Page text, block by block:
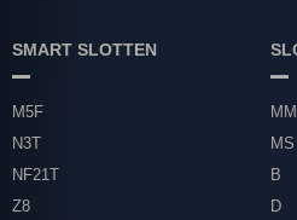
SMART SLOTTEN
M5F
N3T
NF21T
Z8
MM
MS
B
D